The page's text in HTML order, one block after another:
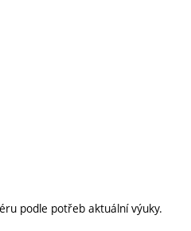
podle potřeb aktuální výuky.